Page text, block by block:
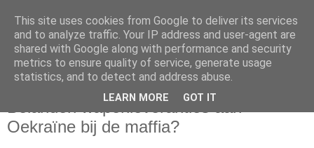
vrijdag 23 september 2022
Belanden wapenleveranties aan
Oekraïne bij de maffia?
This site uses cookies from Google to deliver its services
and to analyze traffic. Your IP address and user-agent are
shared with Google along with performance and security
metrics to ensure quality of service, generate usage
statistics, and to detect and address abuse.
LEARN MORE GOT IT